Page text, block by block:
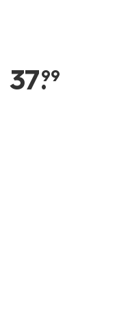
37.
99